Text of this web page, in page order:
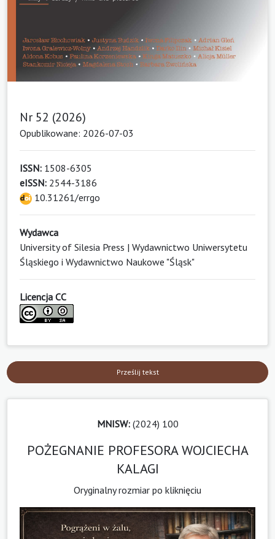
Nr 52 (2026)
Opublikowane: 2026-07-03
ISSN: 1508-6305
eISSN: 2544-3186
10.31261/errgo
Wydawca
University of Silesia Press | Wydawnictwo Uniwersytetu
Śląskiego i Wydawnictwo Naukowe "Śląsk"
Licencja CC
Prześlij tekst
MNISW:(2024) 100
POŻEGNANIE PROFESORA WOJCIECHA
KALAGI
Oryginalny rozmiar po kliknięciu